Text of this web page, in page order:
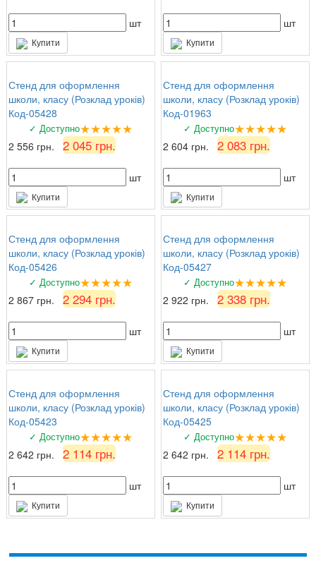
шт
Купити
шт
Купити
Стенд для оформлення
школи, класу (Розклад уроків)
Код-05428
✓ Доступно★★★★★
2 556 грн. 2 045 грн.
шт
Купити
Стенд для оформлення
школи, класу (Розклад уроків)
Код-01963
✓ Доступно★★★★★
2 604 грн. 2 083 грн.
шт
Купити
Стенд для оформлення
школи, класу (Розклад уроків)
Код-05426
✓ Доступно★★★★★
2 867 грн. 2 294 грн.
шт
Купити
Стенд для оформлення
школи, класу (Розклад уроків)
Код-05427
✓ Доступно★★★★★
2 922 грн. 2 338 грн.
шт
Купити
Стенд для оформлення
школи, класу (Розклад уроків)
Код-05423
✓ Доступно★★★★★
2 642 грн. 2 114 грн.
шт
Купити
Стенд для оформлення
школи, класу (Розклад уроків)
Код-05425
✓ Доступно★★★★★
2 642 грн. 2 114 грн.
шт
Купити